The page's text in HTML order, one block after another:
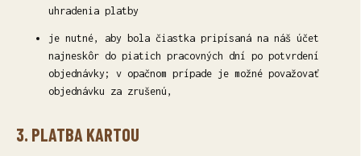
uhradenia platby
je nutné, aby bola čiastka pripísaná na náš účet
najneskôr do piatich pracovných dní po potvrdení
objednávky; v opačnom prípade je možné považovať
objednávku za zrušenú,
3. PLATBA KARTOU